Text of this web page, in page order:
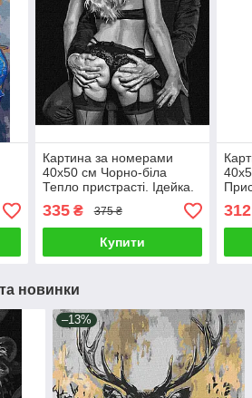
Картина за номерами
40х50 см Чорно-біла
Тепло пристрасті. Ідейка.
335₴ 375 ₴
Купити
312
новинки
–13%